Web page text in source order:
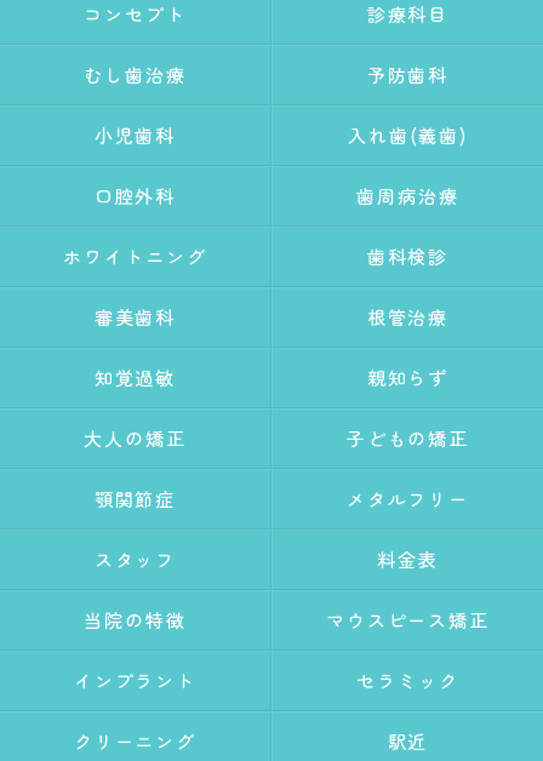
コンセプト 診療科目
むし歯治療 予防歯科
小児歯科 入れ歯(義歯)
口腔外科 歯周病治療
ホワイトニング 歯科検診
審美歯科 根管治療
知覚過敏 親知らず
大人の矯正 子どもの矯正
顎関節症 メタルフリー
スタッフ 料金表
当院の特徴 マウスピース矯正
インプラント セラミック
クリーニング 駅近